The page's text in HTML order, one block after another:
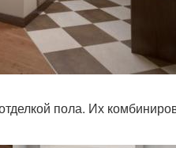
пола. Их